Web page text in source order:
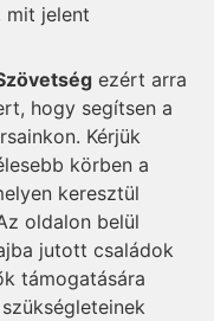
mit jelent
ezért arra
hogy segítsen a
Kérjük
körben a
keresztül
oldalon belül
jutott családok
támogatására